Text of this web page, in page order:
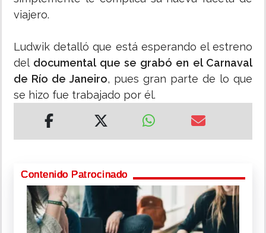
viajero.
Ludwik detalló que está esperando el estreno
del documental que se grabó en el Carnaval
de Río de Janeiro, pues gran parte de lo que
se hizo fue trabajado por él.
Contenido Patrocinado